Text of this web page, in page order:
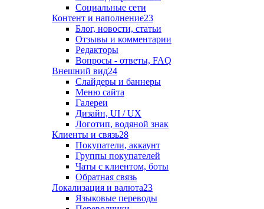
Социальные сети
Контент и наполнение23
Блог, новости, статьи
Отзывы и комментарии
Редакторы
Вопросы - ответы, FAQ
Внешний вид24
Слайдеры и баннеры
Меню сайта
Галереи
Дизайн, UI / UX
Логотип, водяной знак
Клиенты и связь28
Покупатели, аккаунт
Группы покупателей
Чаты с клиентом, боты
Обратная связь
Локализация и валюта23
Языковые переводы